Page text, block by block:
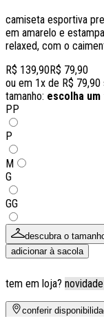
camiseta esportiva
em amarelo e
relaxed, com o
R$ 139,90R$ 79,90
ou em 1x de R$ 79,90
tamanho: escolha um
PP
P
M
G
GG
descubra o
adicionar à sacola
tem em loja?
conferir